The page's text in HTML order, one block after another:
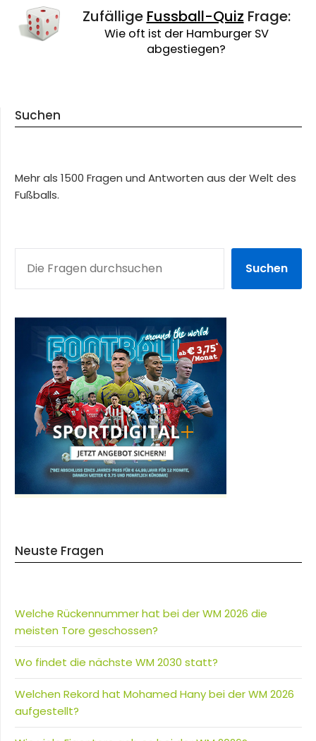
Zufällige Fussball-Quiz Frage:
Wie oft ist der Hamburger SV
abgestiegen?
Suchen
Mehr als 1500 Fragen und Antworten aus der Welt des
Fußballs.
Suchen
Neuste Fragen
Welche Rückennummer hat bei der WM 2026 die
meisten Tore geschossen?
Wo findet die nächste WM 2030 statt?
Welchen Rekord hat Mohamed Hany bei der WM 2026
aufgestellt?